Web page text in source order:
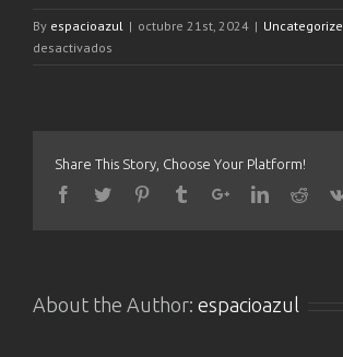
By espacioazul | octubre 21st, 2024 |
desactivados
Share This Story, Choose Your Platform!
About the Author: espacioazul